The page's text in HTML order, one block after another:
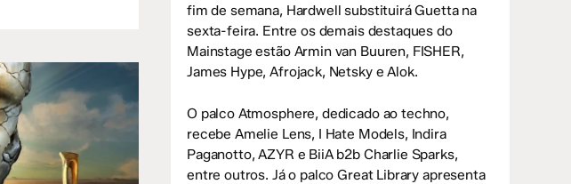
fim de semana, Hardwell substituirá Guetta na
sexta-feira. Entre os demais destaques do
Mainstage estão Armin van Buuren, FISHER,
James Hype, Afrojack, Netsky e Alok.
O palco Atmosphere, dedicado ao techno,
recebe Amelie Lens, I Hate Models, Indira
Paganotto, AZYR e BiiA b2b Charlie Sparks,
entre outros. Já o palco Great Library apresenta